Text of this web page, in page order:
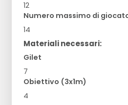
12
Numero massimo di
14
Materiali necessari:
Gilet
7
Obiettivo (3x1m)
4